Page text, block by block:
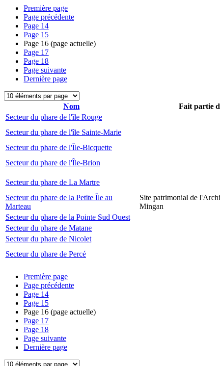
Première page
Page précédente
Page 14
Page 15
Page 16 (page actuelle)
Page 17
Page 18
Page suivante
Dernière page
Nom
Fait partie
Secteur du phare de l'île Rouge
Secteur du phare de l'île Sainte-Marie
Secteur du phare de l'Île-Bicquette
Secteur du phare de l'Île-Brion
Secteur du phare de La Martre
Secteur du phare de la Petite Île au
Marteau
Site patrimonial de
Mingan
Secteur du phare de la Pointe Sud Ouest
Secteur du phare de Matane
Secteur du phare de Nicolet
Secteur du phare de Percé
Première page
Page précédente
Page 14
Page 15
Page 16 (page actuelle)
Page 17
Page 18
Page suivante
Dernière page